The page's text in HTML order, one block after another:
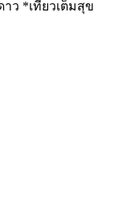
าว *เที่ยวเต็มสุข